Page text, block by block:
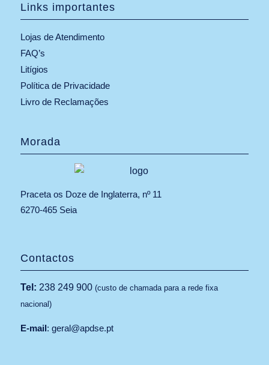
Links importantes
Lojas de Atendimento
FAQ’s
Litígios
Política de Privacidade
Livro de Reclamações
Morada
Praceta os Doze de Inglaterra, nº 11
6270-465 Seia
Contactos
Tel: 238 249 900(custo de chamada para a rede fixa
nacional)
E-mail: geral@apdse.pt